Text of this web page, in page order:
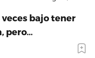
veces bajo tener
pero…